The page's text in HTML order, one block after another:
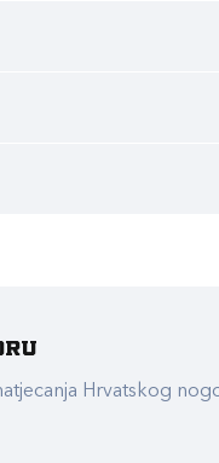
Hrvatskog